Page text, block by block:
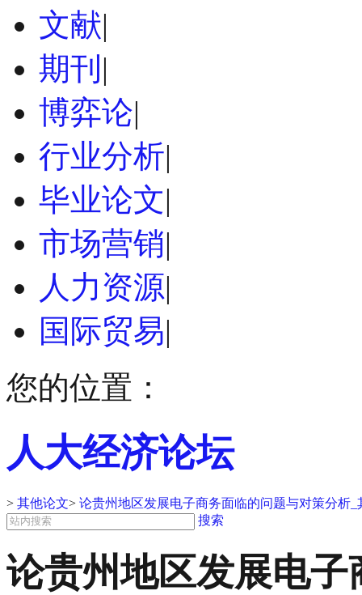
文献|
期刊 |
博弈论|
行业分析|
毕业论文|
市场营销|
人力资源|
国际贸易|
您的位置：
人大经济论坛
> 其他论文> 论贵州地区发展电子商务面临的问题与对策分析_
搜索
论贵州地区发展电